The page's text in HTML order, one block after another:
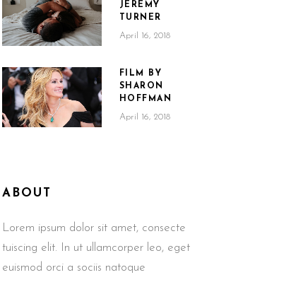
JEREMY
TURNER
April 16, 2018
FILM BY
SHARON
HOFFMAN
April 16, 2018
ABOUT
Lorem ipsum dolor sit amet, consecte
tuiscing elit. In ut ullamcorper leo, eget
euismod orci a sociis natoque